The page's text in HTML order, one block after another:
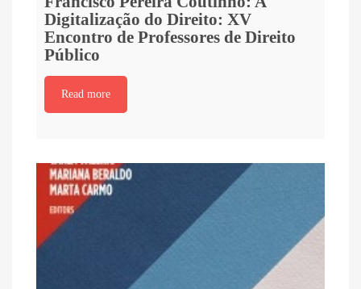
Digitalização do Direito: XV
Encontro de Professores de Direito
Público
Read more